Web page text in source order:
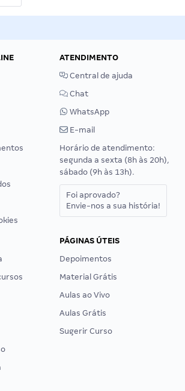
ATENDIMENTO
Central de ajuda
Chat
WhatsApp
E-mail
Horário de atendimento:
segunda a sexta (8h às 20h),
sábado (9h às 13h).
Foi aprovado?
Envie-nos a sua história!
PÁGINAS ÚTEIS
Depoimentos
Material Grátis
Aulas ao Vivo
Aulas Grátis
Sugerir Curso